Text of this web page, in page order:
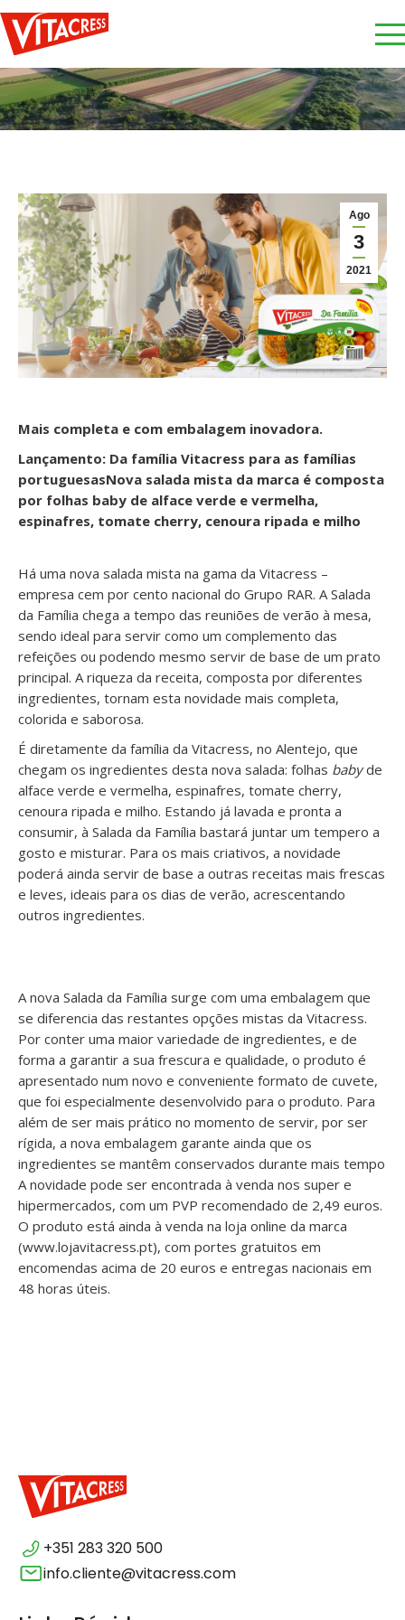
Ago
3
2021
Mais completa e com embalagem inovadora.
Lançamento: Da família Vitacress para as famílias
portuguesasNova salada mista da marca é composta
por folhas baby de alface verde e vermelha,
espinafres, tomate cherry, cenoura ripada e milho
Há uma nova salada mista na gama da Vitacress –
empresa cem por cento nacional do Grupo RAR. A Salada
da Família chega a tempo das reuniões de verão à mesa,
sendo ideal para servir como um complemento das
refeições ou podendo mesmo servir de base de um prato
principal. A riqueza da receita, composta por diferentes
ingredientes, tornam esta novidade mais completa,
colorida e saborosa.
É diretamente da família da Vitacress, no Alentejo, que
chegam os ingredientes desta nova salada: folhas babyde
alface verde e vermelha, espinafres, tomate cherry,
cenoura ripada e milho. Estando já lavada e pronta a
consumir, à Salada da Família bastará juntar um tempero a
gosto e misturar. Para os mais criativos, a novidade
poderá ainda servir de base a outras receitas mais frescas
e leves, ideais para os dias de verão, acrescentando
outros ingredientes.
A nova Salada da Família surge com uma embalagem que
se diferencia das restantes opções mistas da Vitacress.
Por conter uma maior variedade de ingredientes, e de
forma a garantir a sua frescura e qualidade, o produto é
apresentado num novo e conveniente formato de cuvete,
que foi especialmente desenvolvido para o produto. Para
além de ser mais prático no momento de servir, por ser
rígida, a nova embalagem garante ainda que os
ingredientes se mantêm conservados durante mais tempo
A novidade pode ser encontrada à venda nos super e
hipermercados, com um PVP recomendado de 2,49 euros.
O produto está ainda à venda na loja online da marca
(www.lojavitacress.pt), com portes gratuitos em
encomendas acima de 20 euros e entregas nacionais em
48 horas úteis.
+351 283 320 500
info.cliente@vitacress.com